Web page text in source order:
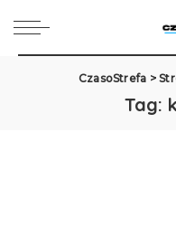
CzasoStrefa >
Tag: